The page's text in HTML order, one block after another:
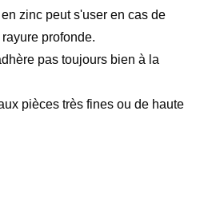
zinc peut s'user en cas de
profonde.
pas toujours bien à la
pièces très fines ou de haute